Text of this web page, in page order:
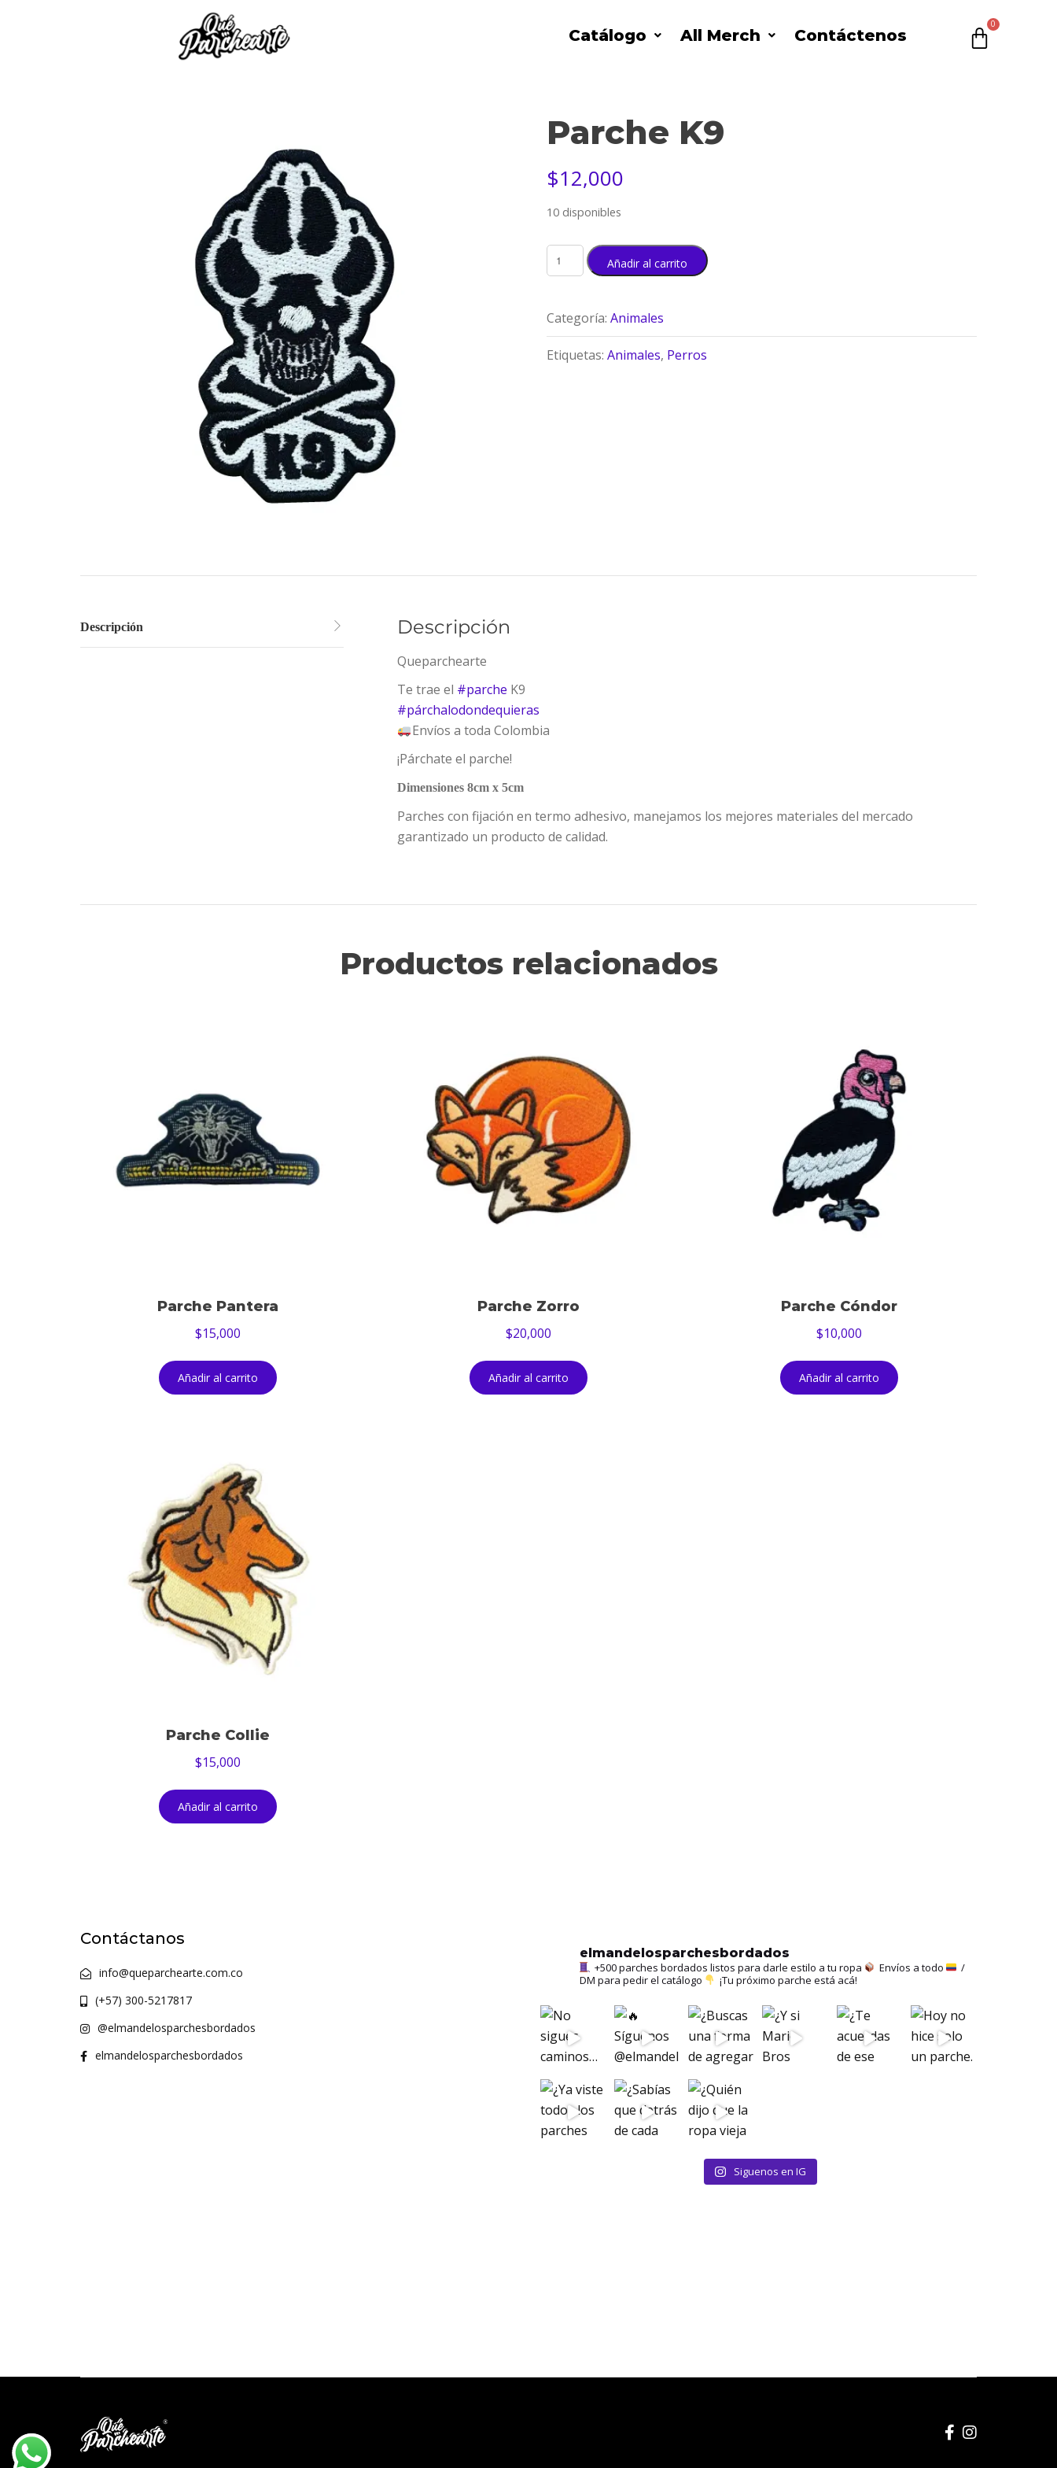
Catálogo All Merch Contáctenos
Parche K9
$12,000
10 disponibles
Añadir al carrito
Categoría: Animales
Etiquetas: Animales, Perros
Descripción Descripción
Queparchearte
Te trae el #parche K9
#párchalodondequieras
Envíos a toda Colombia
¡Párchate el parche!
Dimensiones 8cm x 5cm
Parches con fijación en termo adhesivo, manejamos los mejores materiales del mercado
garantizado un producto de calidad.
Productos relacionados
Parche Pantera
$15,000
Añadir al carrito
Parche Zorro
$20,000
Añadir al carrito
Parche Cóndor
$10,000
Añadir al carrito
Parche Collie
$15,000
Añadir al carrito
Contáctanos
info@queparchearte.com.co
(+57) 300-5217817
@elmandelosparchesbordados
elmandelosparchesbordados
elmandelosparchesbordados
+500 parches bordados listos para darle estilo a tu ropa Envíos a todo
/
DM para pedir el catálogo
¡Tu próximo parche está acá!
Siguenos en IG